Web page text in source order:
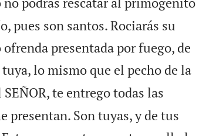
pues son santos. Rociarás su
presentada por fuego, de
tuya, lo mismo que el pecho de la
SEÑOR, te entrego todas las
presentan. Son tuyas, y de tus